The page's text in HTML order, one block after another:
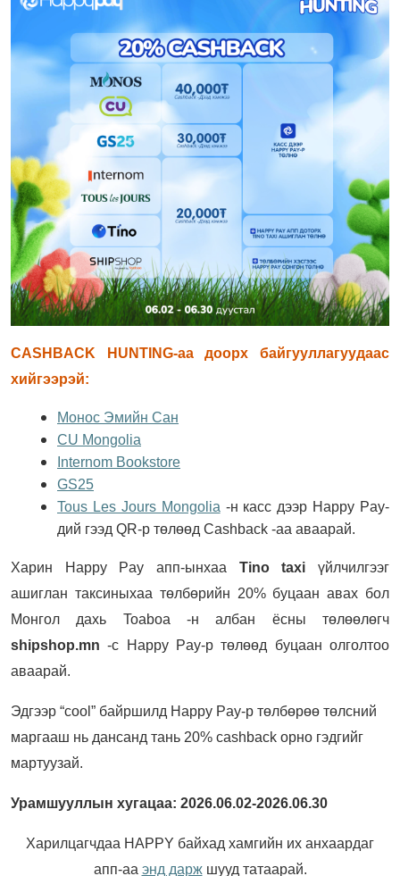
CASHBACK HUNTING-аа доорх байгууллагуудаас
хийгээрэй:
Монос Эмийн Сан
CU Mongolia
Internom Bookstore
GS25
Tous Les Jours Mongolia -н касс дээр Happy Pay-
дий гээд QR-р төлөөд Cashback -аа аваарай.
Харин Happy Pay апп-ынхаа Tino taxi үйлчилгээг
ашиглан таксиныхаа төлбөрийн 20% буцаан авах бол
Монгол дахь Toaboa -н албан ёсны төлөөлөгч
shipshop.mn-с Happy Pay-р төлөөд буцаан олголтоо
аваарай.
Эдгээр “cool” байршилд Happy Pay-р төлбөрөө төлсний
маргааш нь дансанд тань 20% cashback орно гэдгийг
мартуузай.
Урамшууллын хугацаа: 2026.06.02-2026.06.30
Харилцагчдаа HAPPY байхад хамгийн их анхаардаг
апп-аа энд даржшууд татаарай.